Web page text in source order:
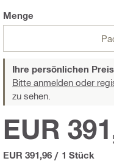
Menge
Ihre persönlichen
Bitte anmelden oder
zu sehen.
EUR
EUR 391,96 / 1 Stück